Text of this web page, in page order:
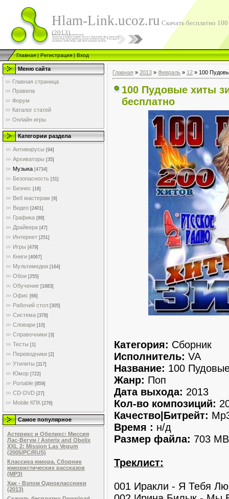
Hlam-Link.ucoz.ru Скачать бесплатно
(2013)
Главная|Регистрация|Вход
Меню сайта
Главная страница
Правила
Форум
Каталог статей
Онлайн игры
Категории раздела
Антивирусы [94]
Архиваторы [35]
Музыка [4734]
Безопасность [31]
Бизнес [16]
Веб мастерам [9]
Видео [2401]
Графика [89]
Драйвера [47]
Интернет [251]
Игры [479]
Книги [4067]
Мультимедиа [164]
Обои [255]
Обучение [1683]
Офис [66]
Рабочий стол [305]
Система [378]
Словари [10]
Справочники [3]
Тесты [1]
Переводчики [2]
Утилиты [117]
Юмор [722]
Portable [859]
CD-DVD [27]
Mobile КПК [276]
Самое популярное
Астерикс и Обеликс: Миссия
Лас-Вегум / Asterix and Obelix
XXL 2: Mission Las Vegum
(2005/PC/RUS)
Классика юмора. Сборник
юмористических рассказов
(MP3)
Хак - Взлом Одноклассники
(2013)
Главная » 2013 » Февраль » 12 » 100
100 Пудовые хиты
бесплатно
Категория: Сборник
Исполнитель: VA
Название: 100
Жанр: Поп
Дата выхода: 2013
Кол-во композиций:
Качество|Битрейт:
Время : н/д
Размер файла: 703 MB
Треклист:
001 Иракли - Я Тебя